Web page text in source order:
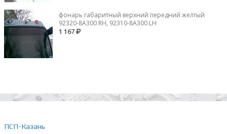
фонарь габаритный верхний передний желтый
92320-8A300 RH, 92310-8А300 LH
1 167
ПСП-Казань